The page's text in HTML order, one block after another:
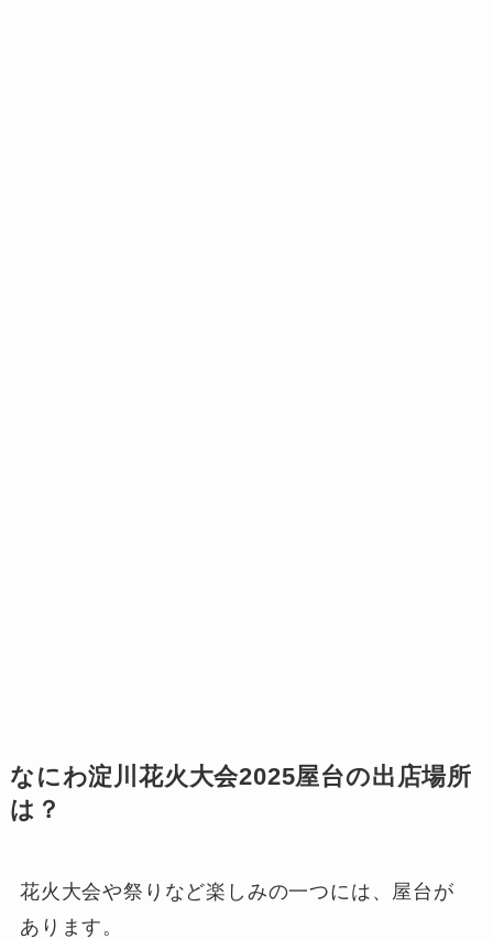
なにわ淀川花火大会2025屋台の出店場所
は？
花火大会や祭りなど楽しみの一つには、屋台が
あります。